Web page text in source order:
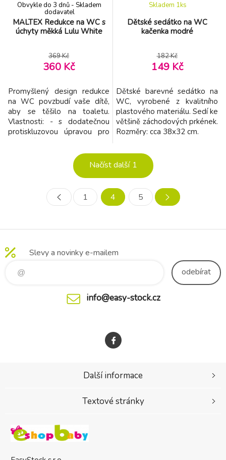
MALTEX Redukce na WC s
úchyty měkká Lulu White
Obvykle do 3 dnů - Skladem
dodavatel
369 Kč
360 Kč
Promyšlený design redukce
na WC povzbudí vaše dítě,
aby se těšilo na toaletu.
Vlastnosti: - s dodatečnou
protiskluzovou úpravou pro
s vysokou zádovou částí a
jemně polstrovaným
sedadlem pro větší pohodlí a
snadné čištění - sedadlo je
omyvatelné, takže můžete
Dětské sedátko na WC
kačenka modré
Skladem 1ks
182 Kč
149 Kč
Dětské barevné sedátko na
WC, vyrobené z kvalitního
plastového materiálu. Sedí ke
většině záchodových prkének.
Rozměry: cca 38x32 cm.
Načíst další 1
1 4 5
Slevy a novinky e-mailem
odebírat
info@easy-stock.cz
Další informace
Textové stránky